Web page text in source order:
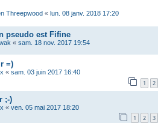
Threepwood « lun. 08 janv. 2018 17:20
pseudo est Fifine
« sam. 18 nov. 2017 19:54
=)
« sam. 03 juin 2017 16:40
1 2
;-)
« ven. 05 mai 2017 18:20
1 2 3